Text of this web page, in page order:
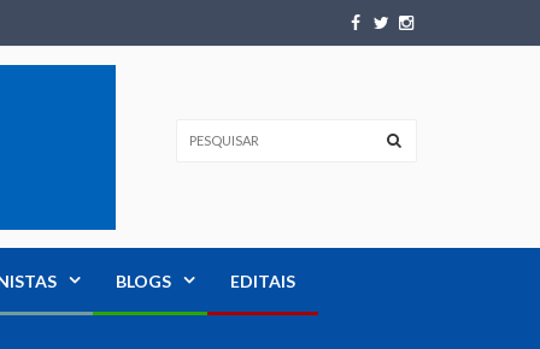
BLOGS EDITAIS